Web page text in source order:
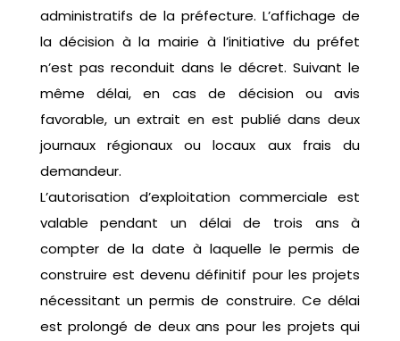
administratifs de la préfecture. L’affichage de
la décision à la mairie à l’initiative du préfet
n’est pas reconduit dans le décret. Suivant le
même délai, en cas de décision ou avis
favorable, un extrait en est publié dans deux
journaux régionaux ou locaux aux frais du
demandeur.
L’autorisation d’exploitation commerciale est
valable pendant un délai de trois ans à
compter de la date à laquelle le permis de
construire est devenu définitif pour les projets
nécessitant un permis de construire. Ce délai
est prolongé de deux ans pour les projets qui